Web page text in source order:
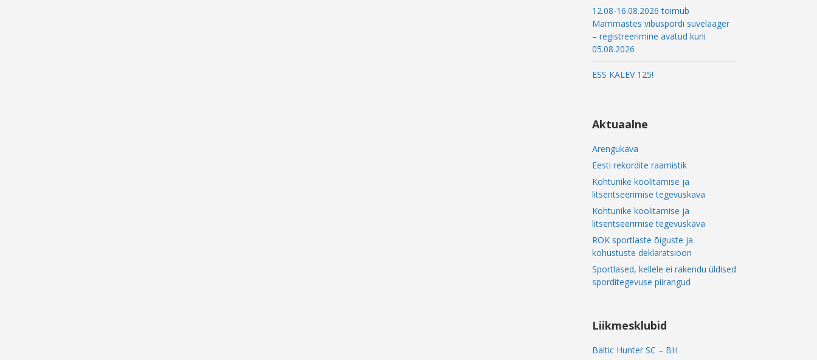
12.08-16.08.2026 toimub
Mammastes vibuspordi suvelaager
– registreerimine avatud kuni
05.08.2026
ESS KALEV 125!
Aktuaalne
Arengukava
Eesti rekordite raamistik
Kohtunike koolitamise ja
litsentseerimise tegevuskava
Kohtunike koolitamise ja
litsentseerimise tegevuskava
ROK sportlaste õiguste ja
kohustuste deklaratsioon
Sportlased, kellele ei rakendu üldised
sporditegevuse piirangud
Liikmesklubid
Baltic Hunter SC – BH